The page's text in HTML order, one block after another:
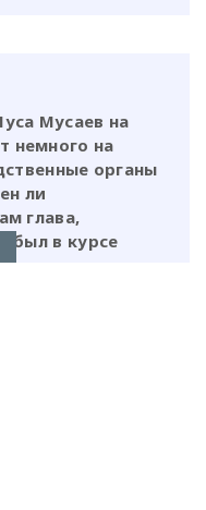
Мусаев на
немного на
органы
ли
глава,
был в курсе